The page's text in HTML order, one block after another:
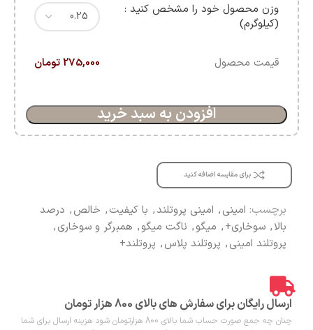
وزن محصول خود را مشخص کنید :
(کیلوگرم)
قیمت محصول 275,000 تومان
افزودن به سبد خرید
برای مقایسه اضافه کنید
برچسب: امینی, امینی پروتلند, با کیفیت, خالص, درصد
بالا, سوخاری+, میگو, ناگت میگو, همبرگر و سوخاری,
پروتلند امینی, پروتلند پلاس, پروتلند+
ارسال رایگان برای سفارش های بالای 800 هزار تومان
چنان چه جمع صورت حساب شما بالای 800 هزارتومان شود هزینه ارسال برای شما